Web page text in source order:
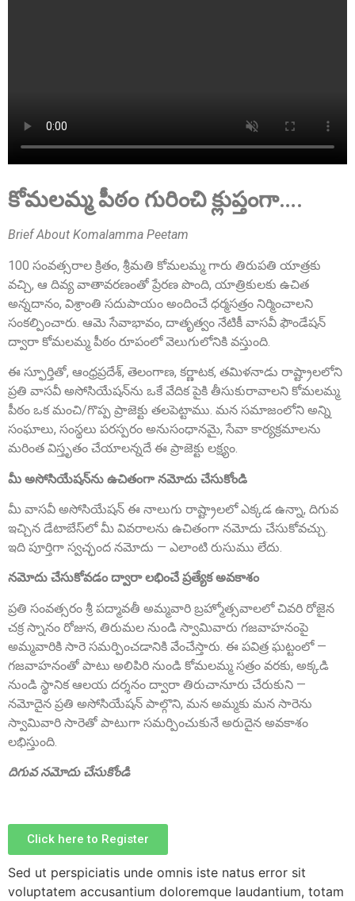
Sri Grandhi Anil
Founder Donor, USA
Sri Anna Ranganayakulu
Sri A.S. Aswathanarayana Setty
Founder Donor, Gowribidanur, Karnataka
Sri P.D. Gurumurthy
Founder Donor, Chikkballapur, Karnataka
కోమలమ్మ పీఠం గురించి క్లుప్తంగా….
Brief About Komalamma Peetam
100 సంవత్సరాల క్రితం, శ్రీమతి కోమలమ్మ గారు తిరుపతి యాత్రకు
వచ్చి, ఆ దివ్య వాతావరణంతో ప్రేరణ పొంది, యాత్రికులకు ఉచిత
అన్నదానం, విశ్రాంతి సదుపాయం అందించే ధర్మసత్రం నిర్మించాలని
సంకల్పించారు. ఆమె సేవాభావం, దాతృత్వం నేటికీ వాసవీ ఫౌండేషన్
ద్వారా కోమలమ్మ పీఠం రూపంలో వెలుగులోనికి వస్తుంది.
ఈ స్ఫూర్తితో, ఆంధ్రప్రదేశ్, తెలంగాణ, కర్ణాటక, తమిళనాడు రాష్ట్రాలలోని
ప్రతి వాసవీ అసోసియేషన్‌ను ఒకే వేదిక పైకి తీసుకురావాలని కోమలమ్మ
పీఠం ఒక మంచి/గొప్ప ప్రాజెక్టు తలపెట్టాము. మన సమాజంలోని అన్ని
సంఘాలు, సంస్థలు పరస్పరం అనుసంధానమై, సేవా కార్యక్రమాలను
మరింత విస్తృతం చేయాలన్నదే ఈ ప్రాజెక్టు లక్ష్యం.
మీ అసోసియేషన్‌ను ఉచితంగా నమోదు చేసుకోండి
మీ వాసవీ అసోసియేషన్ ఈ నాలుగు రాష్ట్రాలలో ఎక్కడ ఉన్నా, దిగువ
ఇచ్చిన డేటాబేస్‌లో మీ వివరాలను ఉచితంగా నమోదు చేసుకోవచ్చు.
ఇది పూర్తిగా స్వచ్ఛంద నమోదు — ఎలాంటి రుసుము లేదు.
నమోదు చేసుకోవడం ద్వారా లభించే ప్రత్యేక అవకాశం
ప్రతి సంవత్సరం శ్రీ పద్మావతీ అమ్మవారి బ్రహ్మోత్సవాలలో చివరి రోజైన
చక్ర స్నానం రోజున, తిరుమల నుండి స్వామివారు గజవాహనంపై
అమ్మవారికి సారె సమర్పించడానికి వేంచేస్తారు. ఈ పవిత్ర ఘట్టంలో —
గజవాహనంతో పాటు అలిపిరి నుండి కోమలమ్మ సత్రం వరకు, అక్కడి
నుండి స్థానిక ఆలయ దర్శనం ద్వారా తిరుచానూరు చేరుకుని —
నమోదైన ప్రతి అసోసియేషన్ పాల్గొని, మన అమ్మకు మన సారెను
స్వామివారి సారెతో పాటుగా సమర్పించుకునే అరుదైన అవకాశం
లభిస్తుంది.
దిగువ నమోదు చేసుకోండి
Click here to Register
Sed ut perspiciatis unde omnis iste natus error sit
voluptatem accusantium doloremque laudantium, totam